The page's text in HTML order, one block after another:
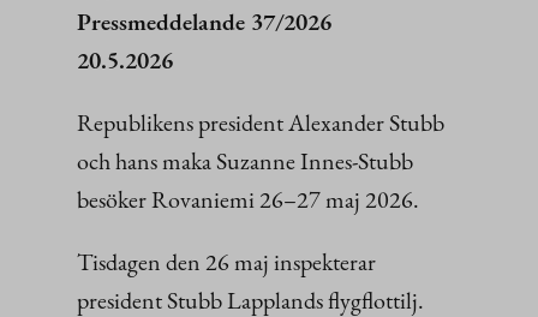
Pressmeddelande 37/2026
20.5.2026
Republikens president Alexander Stubb
och hans maka Suzanne Innes-Stubb
besöker Rovaniemi 26–27 maj 2026.
Tisdagen den 26 maj inspekterar
president Stubb Lapplands flygflottilj.